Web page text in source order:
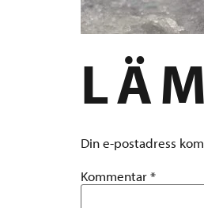
Din e-postadress
Kommentar*